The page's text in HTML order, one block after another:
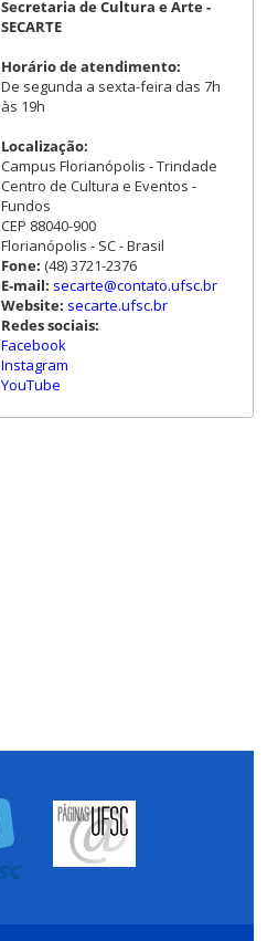
Secretaria de Cultura e Arte -
SECARTE
Horário de atendimento:
De segunda a sexta-feira das 7h
às 19h
Localização:
Campus Florianópolis - Trindade
Centro de Cultura e Eventos -
Fundos
CEP 88040-900
Florianópolis - SC - Brasil
Fone: (48) 3721-2376
E-mail: secarte@contato.ufsc.br
Website: secarte.ufsc.br
Redes sociais:
Facebook
Instagram
YouTube